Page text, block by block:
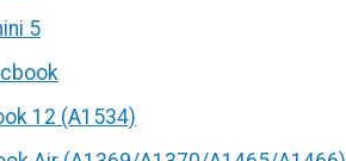
5
12 (А1534)